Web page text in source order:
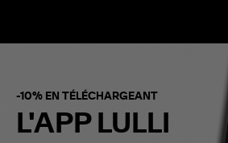
-10% EN TÉLÉCHARGEANT
L'APP LULLI